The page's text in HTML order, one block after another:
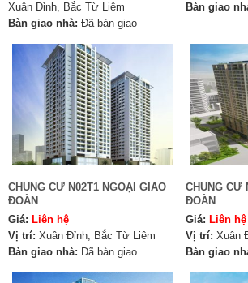
Xuân Đỉnh, Bắc Từ Liêm
Bàn giao nhà: Đã bàn giao
Bàn giao
CHUNG CƯ N02T1 NGOẠI GIAO
ĐOÀN
Giá: Liên hệ
Vị trí: Xuân Đỉnh, Bắc Từ Liêm
Bàn giao nhà: Đã bàn giao
CHUNG CƯ
ĐOÀN
Giá: Liên hệ
Vị trí: Xuân
Bàn giao